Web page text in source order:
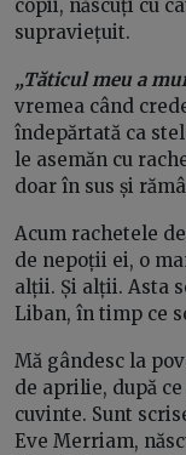
copii, născuți cu
supraviețuit.
„Tăticul meu a
vremea când
îndepărtată ca
le asemăn cu
doar în sus și
Acum rachetele
de nepoții ei, o
alții. Și alții. Asta
Liban, în timp ce
Mă gândesc la
de aprilie, după
cuvinte. Sunt
Eve Merriam,